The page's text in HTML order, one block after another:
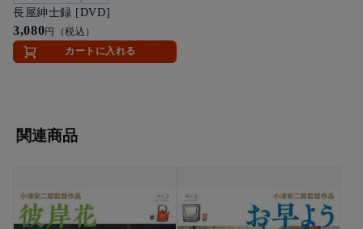
長屋紳士録 [DVD]
3,080円（税込）
カートに入れる
関連商品